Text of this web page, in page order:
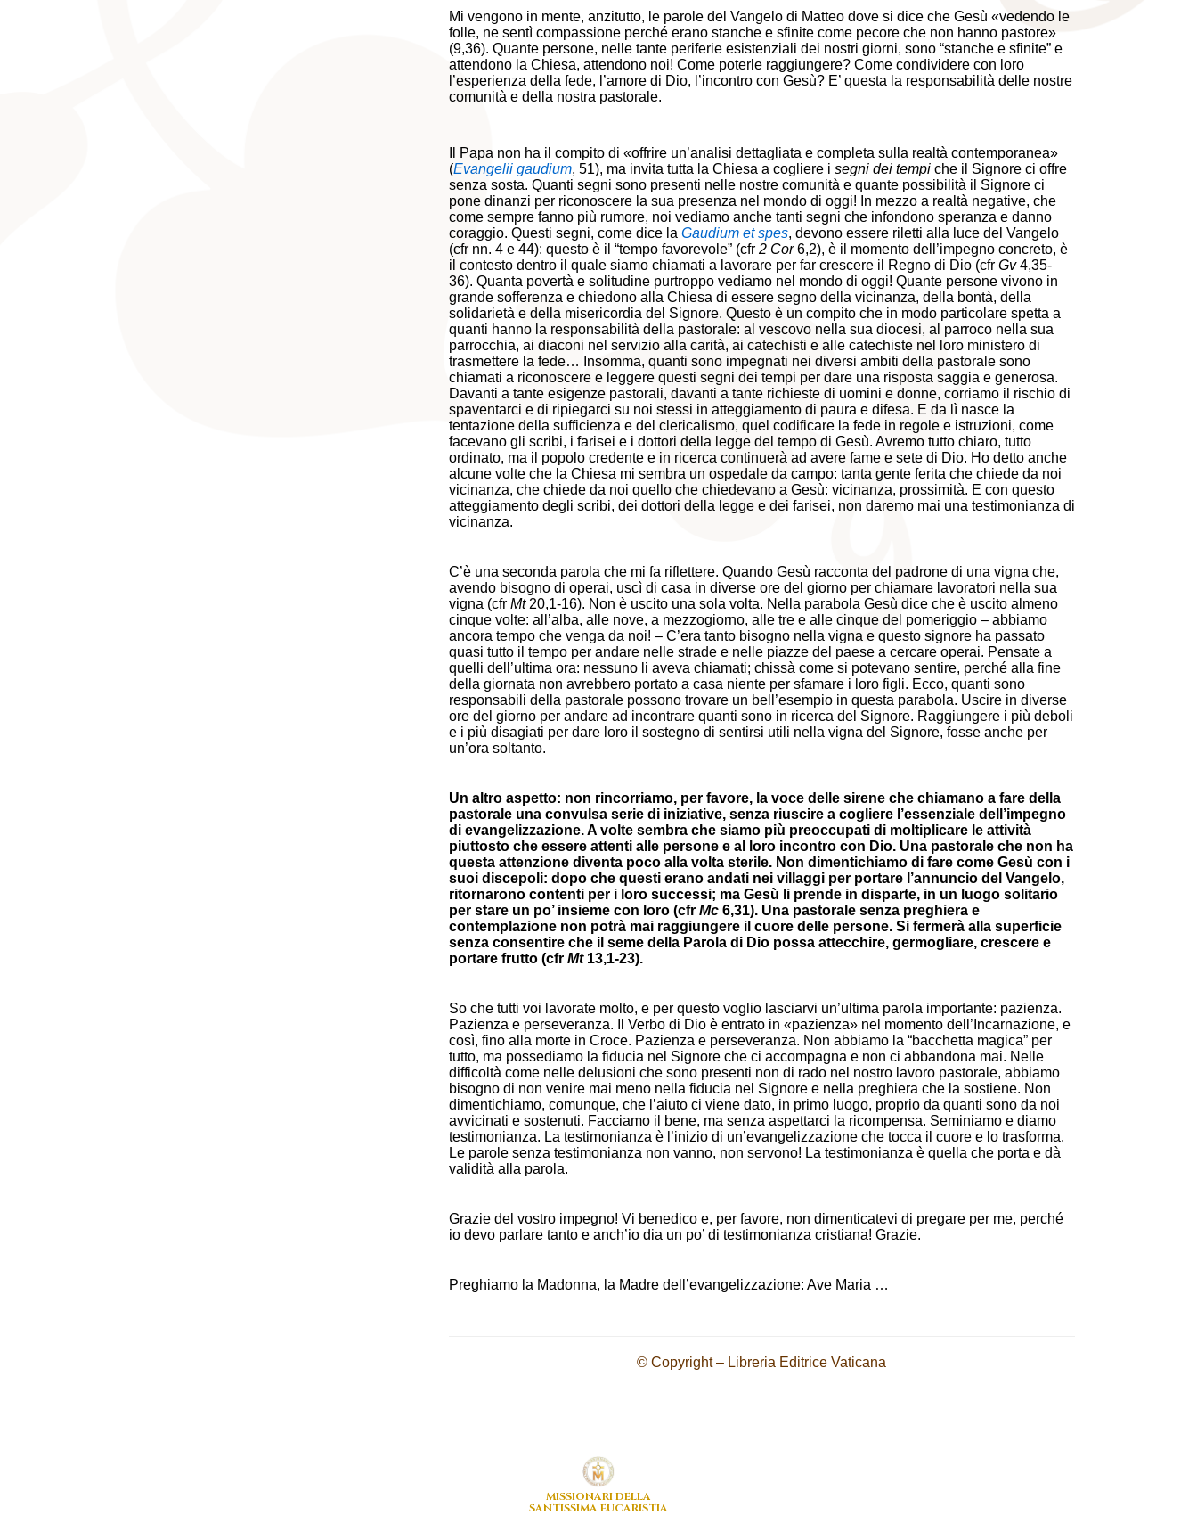
Mi vengono in mente, anzitutto, le parole del Vangelo di Matteo dove si dice che Gesù «vedendo le
folle, ne sentì compassione perché erano stanche e sfinite come pecore che non hanno pastore»
(9,36). Quante persone, nelle tante periferie esistenziali dei nostri giorni, sono “stanche e sfinite” e
attendono la Chiesa, attendono noi! Come poterle raggiungere? Come condividere con loro
l’esperienza della fede, l’amore di Dio, l’incontro con Gesù? E’ questa la responsabilità delle nostre
comunità e della nostra pastorale.
Il Papa non ha il compito di «offrire un’analisi dettagliata e completa sulla realtà contemporanea»
(Evangelii gaudium, 51), ma invita tutta la Chiesa a cogliere i segni dei tempiche il Signore ci offre
senza sosta. Quanti segni sono presenti nelle nostre comunità e quante possibilità il Signore ci
pone dinanzi per riconoscere la sua presenza nel mondo di oggi! In mezzo a realtà negative, che
come sempre fanno più rumore, noi vediamo anche tanti segni che infondono speranza e danno
coraggio. Questi segni, come dice la Gaudium et spes, devono essere riletti alla luce del Vangelo
(cfr nn. 4 e 44): questo è il “tempo favorevole” (cfr 2 Cor6,2), è il momento dell’impegno concreto, è
il contesto dentro il quale siamo chiamati a lavorare per far crescere il Regno di Dio (cfr Gv4,35-
36). Quanta povertà e solitudine purtroppo vediamo nel mondo di oggi! Quante persone vivono in
grande sofferenza e chiedono alla Chiesa di essere segno della vicinanza, della bontà, della
solidarietà e della misericordia del Signore. Questo è un compito che in modo particolare spetta a
quanti hanno la responsabilità della pastorale: al vescovo nella sua diocesi, al parroco nella sua
parrocchia, ai diaconi nel servizio alla carità, ai catechisti e alle catechiste nel loro ministero di
trasmettere la fede… Insomma, quanti sono impegnati nei diversi ambiti della pastorale sono
chiamati a riconoscere e leggere questi segni dei tempi per dare una risposta saggia e generosa.
Davanti a tante esigenze pastorali, davanti a tante richieste di uomini e donne, corriamo il rischio di
spaventarci e di ripiegarci su noi stessi in atteggiamento di paura e difesa. E da lì nasce la
tentazione della sufficienza e del clericalismo, quel codificare la fede in regole e istruzioni, come
facevano gli scribi, i farisei e i dottori della legge del tempo di Gesù. Avremo tutto chiaro, tutto
ordinato, ma il popolo credente e in ricerca continuerà ad avere fame e sete di Dio. Ho detto anche
alcune volte che la Chiesa mi sembra un ospedale da campo: tanta gente ferita che chiede da noi
vicinanza, che chiede da noi quello che chiedevano a Gesù: vicinanza, prossimità. E con questo
atteggiamento degli scribi, dei dottori della legge e dei farisei, non daremo mai una testimonianza di
vicinanza.
C’è una seconda parola che mi fa riflettere. Quando Gesù racconta del padrone di una vigna che,
avendo bisogno di operai, uscì di casa in diverse ore del giorno per chiamare lavoratori nella sua
vigna (cfr Mt20,1-16). Non è uscito una sola volta. Nella parabola Gesù dice che è uscito almeno
cinque volte: all’alba, alle nove, a mezzogiorno, alle tre e alle cinque del pomeriggio – abbiamo
ancora tempo che venga da noi! – C’era tanto bisogno nella vigna e questo signore ha passato
quasi tutto il tempo per andare nelle strade e nelle piazze del paese a cercare operai. Pensate a
quelli dell’ultima ora: nessuno li aveva chiamati; chissà come si potevano sentire, perché alla fine
della giornata non avrebbero portato a casa niente per sfamare i loro figli. Ecco, quanti sono
responsabili della pastorale possono trovare un bell’esempio in questa parabola. Uscire in diverse
ore del giorno per andare ad incontrare quanti sono in ricerca del Signore. Raggiungere i più deboli
e i più disagiati per dare loro il sostegno di sentirsi utili nella vigna del Signore, fosse anche per
un’ora soltanto.
Un altro aspetto: non rincorriamo, per favore, la voce delle sirene che chiamano a fare della
pastorale una convulsa serie di iniziative, senza riuscire a cogliere l’essenziale dell’impegno
di evangelizzazione. A volte sembra che siamo più preoccupati di moltiplicare le attività
piuttosto che essere attenti alle persone e al loro incontro con Dio. Una pastorale che non ha
questa attenzione diventa poco alla volta sterile. Non dimentichiamo di fare come Gesù con i
suoi discepoli: dopo che questi erano andati nei villaggi per portare l’annuncio del Vangelo,
ritornarono contenti per i loro successi; ma Gesù li prende in disparte, in un luogo solitario
per stare un po’ insieme con loro (cfr Mc6,31). Una pastorale senza preghiera e
contemplazione non potrà mai raggiungere il cuore delle persone. Si fermerà alla superficie
senza consentire che il seme della Parola di Dio possa attecchire, germogliare, crescere e
portare frutto (cfr Mt 13,1-23).
So che tutti voi lavorate molto, e per questo voglio lasciarvi un’ultima parola importante: pazienza.
Pazienza e perseveranza. Il Verbo di Dio è entrato in «pazienza» nel momento dell’Incarnazione, e
così, fino alla morte in Croce. Pazienza e perseveranza. Non abbiamo la “bacchetta magica” per
tutto, ma possediamo la fiducia nel Signore che ci accompagna e non ci abbandona mai. Nelle
difficoltà come nelle delusioni che sono presenti non di rado nel nostro lavoro pastorale, abbiamo
bisogno di non venire mai meno nella fiducia nel Signore e nella preghiera che la sostiene. Non
dimentichiamo, comunque, che l’aiuto ci viene dato, in primo luogo, proprio da quanti sono da noi
avvicinati e sostenuti. Facciamo il bene, ma senza aspettarci la ricompensa. Seminiamo e diamo
testimonianza. La testimonianza è l’inizio di un’evangelizzazione che tocca il cuore e lo trasforma.
Le parole senza testimonianza non vanno, non servono! La testimonianza è quella che porta e dà
validità alla parola.
Grazie del vostro impegno! Vi benedico e, per favore, non dimenticatevi di pregare per me, perché
io devo parlare tanto e anch’io dia un po’ di testimonianza cristiana! Grazie.
Preghiamo la Madonna, la Madre dell’evangelizzazione: Ave Maria …
© Copyright – Libreria Editrice Vaticana
MISSIONARI DELLA
SANTISSIMA EUCARISTIA